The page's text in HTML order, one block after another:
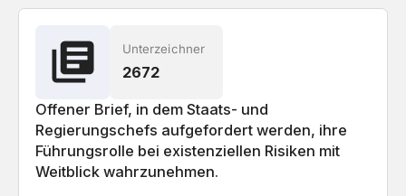
Violence
Ripple VC
Aotea Studios Ltd
Railcomplete AS
Pegawatt, Inc.
Unterzeichner
2672
Offener Brief, in dem Staats- und
Regierungschefs aufgefordert werden, ihre
Führungsrolle bei existenziellen Risiken mit
Weitblick wahrzunehmen.